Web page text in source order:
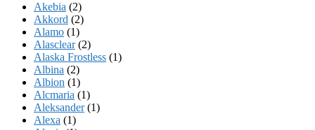
Akebia (2)
Akkord (2)
Alamo (1)
Alasclear(2)
Alaska Frostless (1)
Albina (2)
Albion (1)
Alcmaria (1)
Aleksander(1)
Alexa (1)